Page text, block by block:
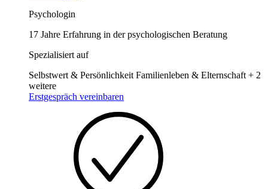
Psychologin
17 Jahre Erfahrung in der psychologischen Beratung
Spezialisiert auf
Selbstwert & Persönlichkeit Familienleben & Elternschaft + 2
weitere
Erstgespräch vereinbaren